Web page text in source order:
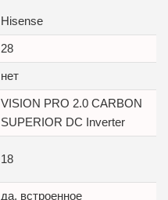
Hisense
28
нет
VISION PRO 2.0 CARBON
SUPERIOR DC Inverter
18
да, встроенное